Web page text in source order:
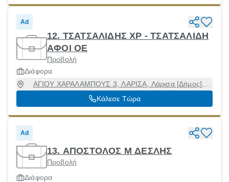
Ad
12. ΤΣΑΤΣΑΛΙΔΗΣ ΧΡ - ΤΣΑΤΣΑΛΙΔΗ
ΑΦΟΙ ΟΕ
Προβολή
Διάφορα
ΑΓΙΟΥ ΧΑΡΑΛΑΜΠΟΥΣ 3, ΛΑΡΙΣΑ, Λάρισα [Δήμος],
Λάρισα, 41221
Κάλεσε Τώρα
Ad
13. ΑΠΟΣΤΟΛΟΣ Μ ΔΕΣΛΗΣ
Προβολή
Διάφορα